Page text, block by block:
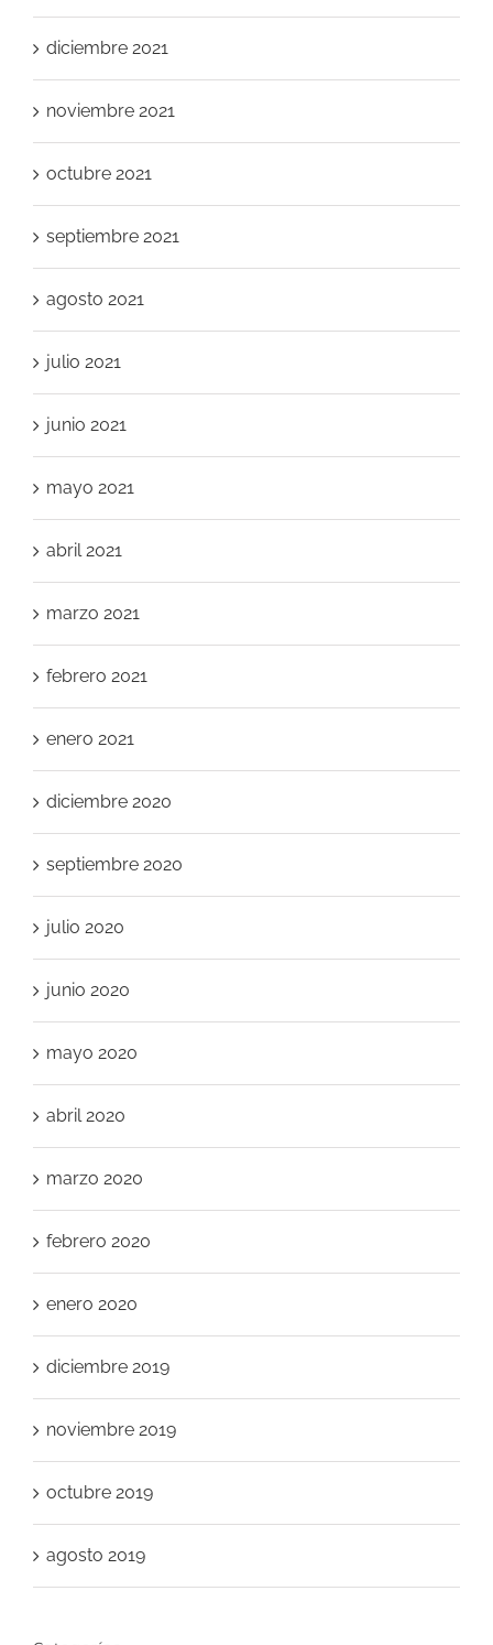
diciembre 2021
noviembre 2021
octubre 2021
septiembre 2021
agosto 2021
julio 2021
junio 2021
mayo 2021
abril 2021
marzo 2021
febrero 2021
enero 2021
diciembre 2020
septiembre 2020
julio 2020
junio 2020
mayo 2020
abril 2020
marzo 2020
febrero 2020
enero 2020
diciembre 2019
noviembre 2019
octubre 2019
agosto 2019